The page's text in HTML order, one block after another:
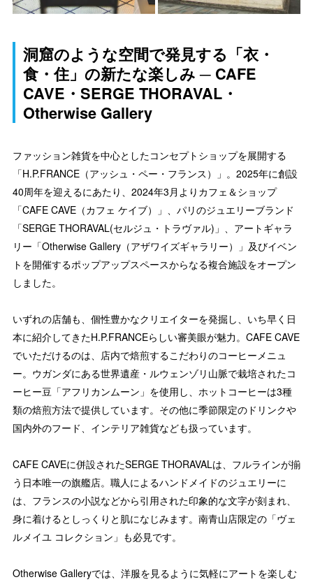
洞窟のような空間で発見する「衣・
食・住」の新たな楽しみ ─ CAFE
CAVE・SERGE THORAVAL・
Otherwise Gallery
ファッション雑貨を中心としたコンセプトショップを展開する
「H.P.FRANCE（アッシュ・ペー・フランス）」。2025年に創設
40周年を迎えるにあたり、2024年3月よりカフェ＆ショップ
「CAFE CAVE（カフェ ケイブ）」、パリのジュエリーブランド
「SERGE THORAVAL(セルジュ・トラヴァル)」、アートギャラ
リー「Otherwise Gallery（アザワイズギャラリー）」及びイベン
トを開催するポップアップスペースからなる複合施設をオープン
しました。
いずれの店舗も、個性豊かなクリエイターを発掘し、いち早く日
本に紹介してきたH.P.FRANCEらしい審美眼が魅力。CAFE CAVE
でいただけるのは、店内で焙煎するこだわりのコーヒーメニュ
ー。ウガンダにある世界遺産・ルウェンゾリ山脈で栽培されたコ
ーヒー豆「アフリカンムーン」を使用し、ホットコーヒーは3種
類の焙煎方法で提供しています。その他に季節限定のドリンクや
国内外のフード、インテリア雑貨なども扱っています。
CAFE CAVEに併設されたSERGE THORAVALは、フルラインが揃
う日本唯一の旗艦店。職人によるハンドメイドのジュエリーに
は、フランスの小説などから引用された印象的な文字が刻まれ、
身に着けるとしっくりと肌になじみます。南青山店限定の「ヴェ
ルメイユ コレクション」も必見です。
Otherwise Galleryでは、洋服を見るように気軽にアートを楽しむ